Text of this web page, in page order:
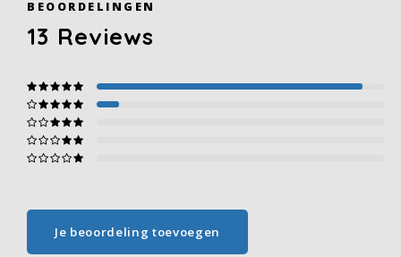
BEOORDELINGEN
13 Reviews
Je beoordeling toevoegen